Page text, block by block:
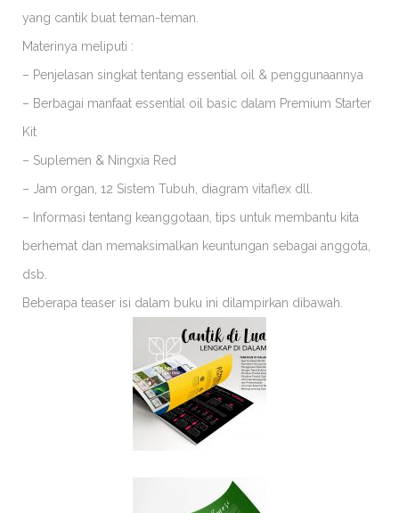
yang cantik buat teman-teman.
Materinya meliputi :
– Penjelasan singkat tentang essential oil & penggunaannya
– Berbagai manfaat essential oil basic dalam Premium Starter
Kit
– Suplemen & Ningxia Red
– Jam organ, 12 Sistem Tubuh, diagram vitaflex dll.
– Informasi tentang keanggotaan, tips untuk membantu kita
berhemat dan memaksimalkan keuntungan sebagai anggota,
dsb.
Beberapa teaser isi dalam buku ini dilampirkan dibawah.